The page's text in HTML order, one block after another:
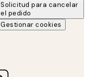
Solicitud para cancelar
el pedido
Gestionar cookies